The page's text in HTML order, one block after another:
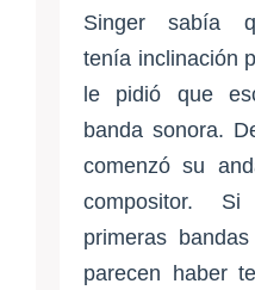
Singer sabía
tenía inclinación
le pidió que
banda sonora.
comenzó su
compositor.
primeras
parecen haber